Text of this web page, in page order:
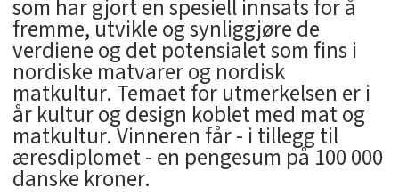
som har gjort en spesiell innsats for å
fremme, utvikle og synliggjøre de
verdiene og det potensialet som fins i
nordiske matvarer og nordisk
matkultur. Temaet for utmerkelsen er i
år kultur og design koblet med mat og
matkultur. Vinneren får - i tillegg til
æresdiplomet - en pengesum på 100 000
danske kroner.